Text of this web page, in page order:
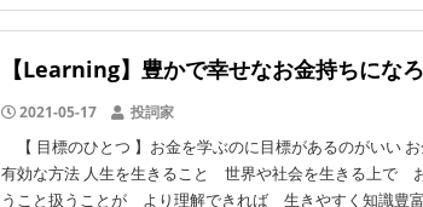
【Learning】豊かで幸せなお金持ちにな
2021-05-17 投詞家
【 目標のひとつ 】お金を学ぶのに目標があるのがいい
有効な方法 人生を生きること 世界や社会を生きる上で
うこと扱うことが より理解できれば 生きやすく知識豊